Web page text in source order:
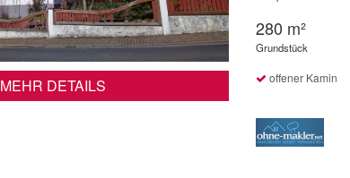
MEHR DETAILS
280 m²
Grundstück
offener Kamin